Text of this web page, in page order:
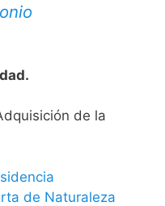
de la
de Naturaleza